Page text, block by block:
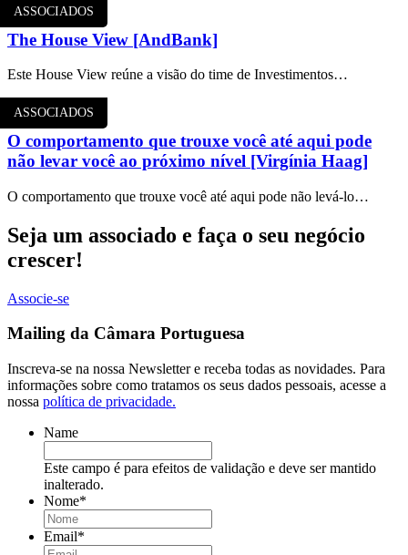
ASSOCIADOS
The House View [AndBank]
Este House View reúne a visão do time de Investimentos…
ASSOCIADOS
O comportamento que trouxe você até aqui pode
não levar você ao próximo nível [Virgínia Haag]
O comportamento que trouxe você até aqui pode não levá-lo…
Seja um associado e faça o seu negócio
crescer!
Associe-se
Mailing da Câmara Portuguesa
Inscreva-se na nossa Newsletter e receba todas as novidades. Para
informações sobre como tratamos os seus dados pessoais, acesse a
nossa política de privacidade.
Name
Este campo é para efeitos de validação e deve ser mantido
inalterado.
Nome*
Email*